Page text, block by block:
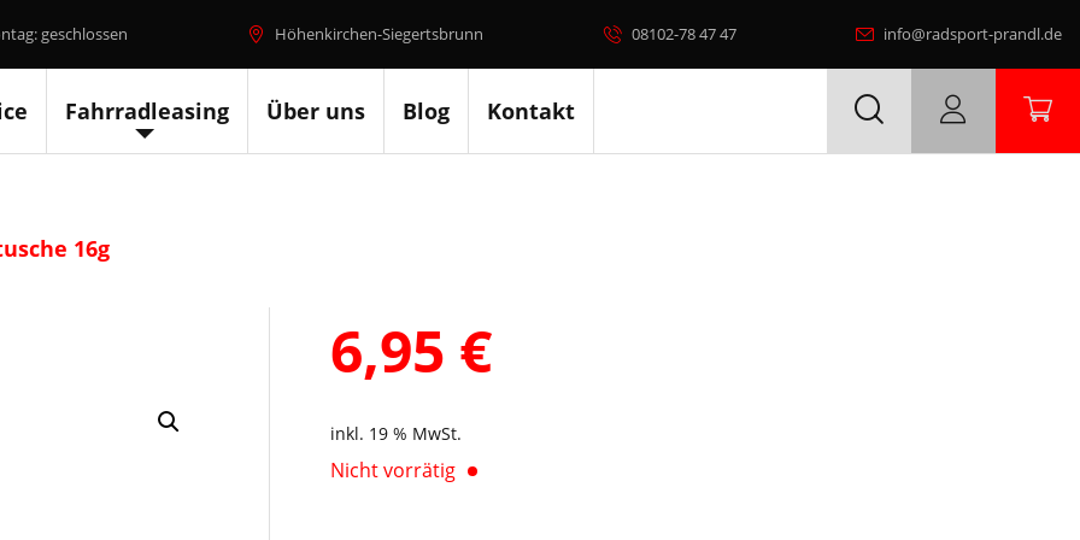
geschlossen Höhenkirchen-Siegertsbrunn 08102-78 47 47 info@radsport-prandl.de
Fahrradleasing Über uns Blog Kontakt
16g
6,95 €
inkl. 19 % MwSt.
Nicht vorrätig